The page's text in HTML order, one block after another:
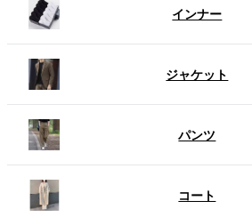
インナー
ジャケット
パンツ
コート